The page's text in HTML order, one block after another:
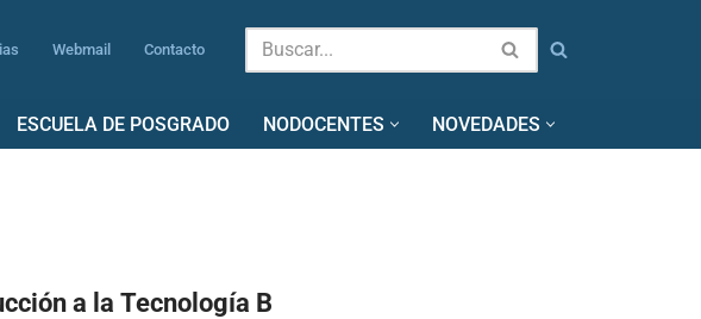
Webmail Contacto
ESCUELA DE POSGRADO NODOCENTES NOVEDADES
a la Tecnología B